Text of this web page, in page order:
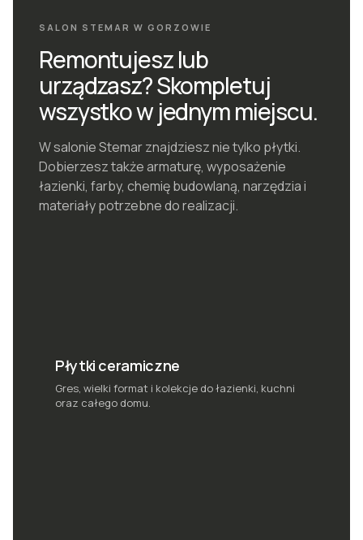
SALON STEMAR W GORZOWIE
Remontujesz lub
urządzasz?Skompletuj
wszystko w jednym miejscu.
W salonie Stemar znajdziesz nie tylko płytki.
Dobierzesz także armaturę, wyposażenie
łazienki, farby, chemię budowlaną, narzędzia i
materiały potrzebne do realizacji.
Płytki ceramiczne
Gres, wielki format i kolekcje do łazienki, kuchni
oraz całego domu.